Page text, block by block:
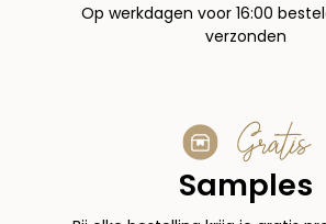
Op werkdagen voor 16:00
verzonden
Gratis
Samples